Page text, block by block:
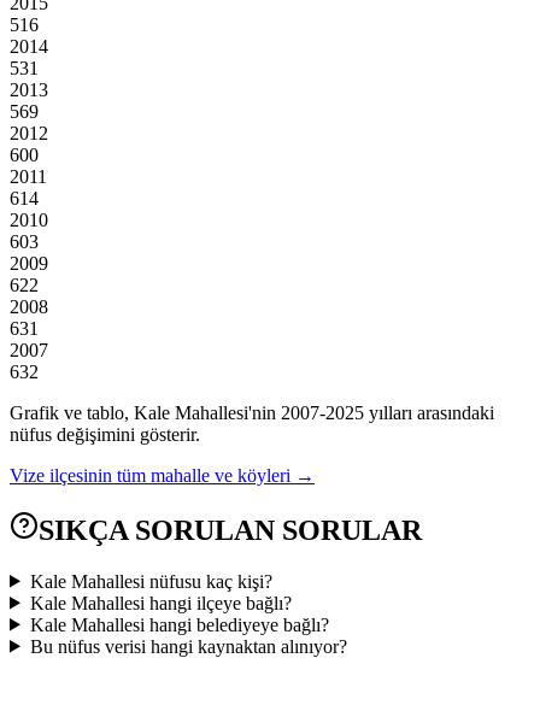
516
2014
531
2013
569
2012
600
2011
614
2010
603
2009
622
2008
631
2007
632
Grafik ve tablo, Kale Mahallesi'nin 2007-2025 yılları arasındaki
nüfus değişimini gösterir.
Vize ilçesinin tüm mahalle ve köyleri →
SIKÇA SORULAN SORULAR
Kale Mahallesi nüfusu kaç kişi?
Kale Mahallesi hangi ilçeye bağlı?
Kale Mahallesi hangi belediyeye bağlı?
Bu nüfus verisi hangi kaynaktan alınıyor?